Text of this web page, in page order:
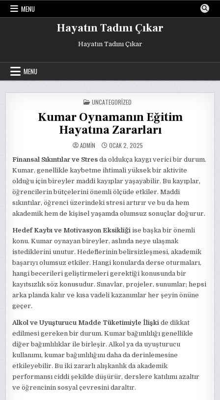
Skip
MENU
Hayatın Tadını Çıkar
Hayatın Tadını Çıkar
MENU
POSTED
IN
UNCATEGORIZED
Kumar Oynamanın Eğitim
Hayatına Zararları
ADMIN OCAK 2, 2025
Finansal Sıkıntılar ve Stres da oldukça kaygı verici bir durum.
Kumar, genellikle kaybetme ihtimali yüksek bir aktivite
olduğu için bireyler maddi kayıplar yaşayabilir. Bu kayıplar,
öğrencilerin bütçelerini önemli ölçüde etkiler. Maddi
sıkıntılar, öğrenci üzerindeki stresi artırır ve bu da hem
akademik hem de kişisel yaşamda olumsuz sonuçlar doğurur.
Hedef Kaybı ve Motivasyon Eksikliği ise başka bir önemli
konu. Kumar oynayan bireyler, aslında neye ulaşmak
istediklerini unutur. Hedeflerinin belirsizleşmesi, akademik
başarıyı olumsuz etkiler. Hangi konularda derse oturmaları,
hangi becerileri geliştirmeleri gerektiği konusunda bir
kayıtsızlık söz konusudur. Sınavlar, projeler, sunumlar; hepsi
arka planda kalır ve kısa vadeli kazanımlar her şeyin önüne
geçer.
Alkol ve Uyuşturucu Madde Tüketimiyle İlişki de dikkat
edilmesi gereken bir durum. Kumar bağımlılığı genellikle
diğer bağımlılıklar ile birleşir. Alkol ya da uyuşturucu
kullanımı, kumar bağımlılığını daha da derinlemesine
etkileyebilir. Bu iki zararlı alışkanlık da akademik
performansı ciddi şekilde düşürür, derslere katılımı azaltır
ve öğrencinin sosyal çevresini daraltır.